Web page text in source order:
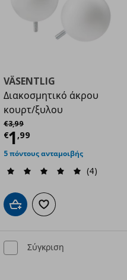
€ 3,99
VÄSENTLIG
Διακοσμητικό άκρου
κουρτ/ξυλου
€3,99
Αρχική τιμή
€1 ,99
Τρέχουσα
5 πόντους ανταμοιβής
(4)
Προσθήκη στο καλάθι
Προσθήκη στα
Σύγκριση